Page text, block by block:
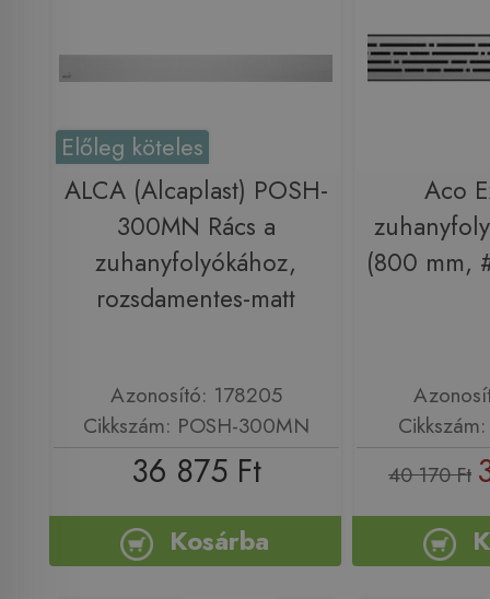
Előleg köteles
ALCA (Alcaplast) POSH-
300MN Rács a
zuhanyfolyókához,
rozsdamentes-matt
Azonosító: 178205
Cikkszám: POSH-300MN
36 875 Ft
Kosárba
Aco
(800 mm,
40 170 Ft